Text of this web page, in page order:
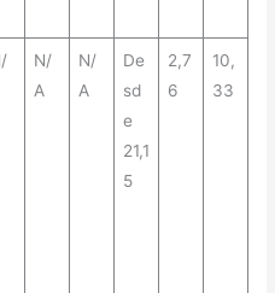
N/
A
N/
A
De
sd
e
21,1
5
2,7
6
10,
33